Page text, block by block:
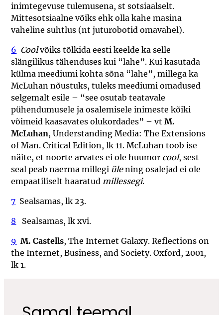
inimtegevuse tulemusena, st sotsiaalselt.
Mittesotsiaalne võiks ehk olla kahe masina
vaheline suhtlus (nt juturobotid omavahel).
6 Coolvõiks tõlkida eesti keelde ka selle
slängilikus tähenduses kui “lahe”. Kui kasutada
külma meediumi kohta sõna “lahe”, millega ka
McLuhan nõustuks, tuleks meediumi omadused
selgemalt esile – “see osutab teatavale
pühendumusele ja osalemisele inimeste kõiki
võimeid kaasavates olukordades” – vtM.
McLuhan, Understanding Media: The Extensions
of Man. Critical Edition, lk 11. McLuhan toob ise
näite, et noorte arvates ei ole huumor cool, sest
seal peab naerma millegi ülening osalejad ei ole
empaatiliselt haaratud millessegi.
7 Sealsamas, lk 23.
8 Sealsamas, lk xvi.
9 M. Castells, The Internet Galaxy. Reflections on
the Internet, Business, and Society. Oxford, 2001,
lk 1.